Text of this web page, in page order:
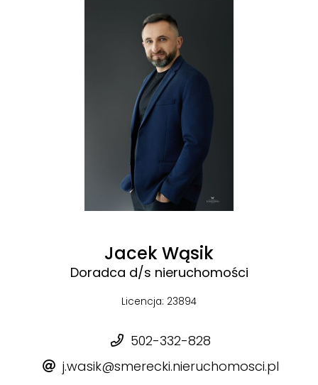
Jacek Wąsik
Doradca d/s nieruchomości
Licencja: 23894
502-332-828
j.wasik@smerecki.nieruchomosci.pl